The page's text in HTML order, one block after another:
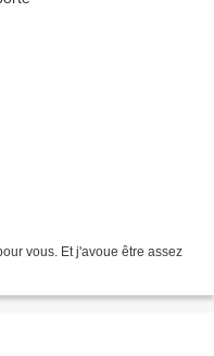
vous. Et j'avoue être assez